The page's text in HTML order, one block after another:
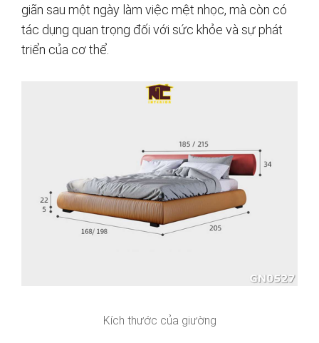
giãn sau một ngày làm việc mệt nhọc, mà còn có
tác dụng quan trọng đối với sức khỏe và sự phát
triển của cơ thể.
Kích thước của giường